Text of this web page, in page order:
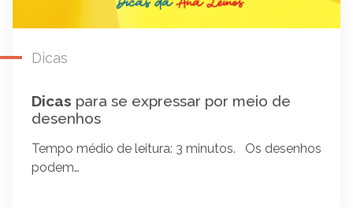
Dicas
Dicas para se expressar por meio de
desenhos
Tempo médio de leitura: 3 minutos. Os desenhos
podem…